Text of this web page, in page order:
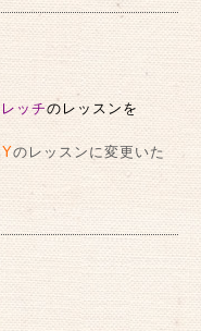
ッチのレッスンを
のレッスンに変更いた